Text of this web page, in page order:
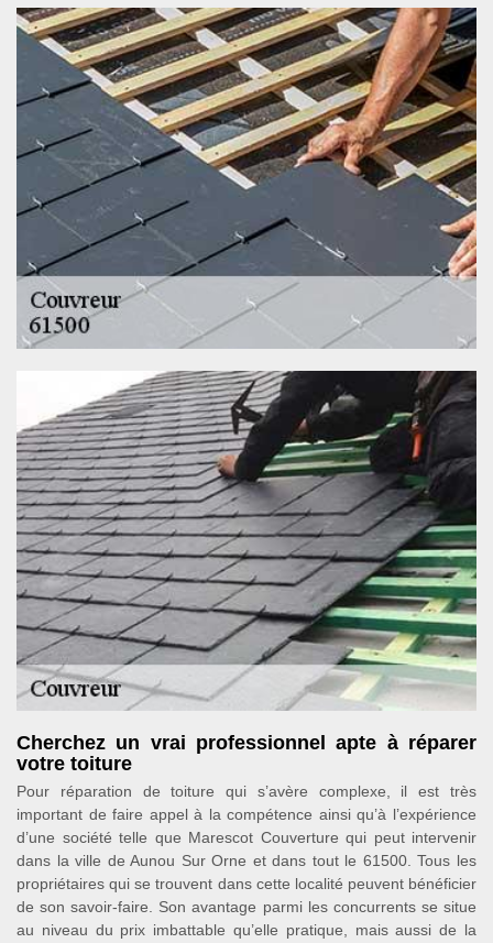
Cherchez un vrai professionnel apte à réparer
votre toiture
Pour réparation de toiture qui s’avère complexe, il est très
important de faire appel à la compétence ainsi qu’à l’expérience
d’une société telle que Marescot Couverture qui peut intervenir
dans la ville de Aunou Sur Orne et dans tout le 61500. Tous les
propriétaires qui se trouvent dans cette localité peuvent bénéficier
de son savoir-faire. Son avantage parmi les concurrents se situe
au niveau du prix imbattable qu’elle pratique, mais aussi de la